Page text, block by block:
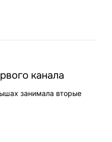
канала
занимала вторые